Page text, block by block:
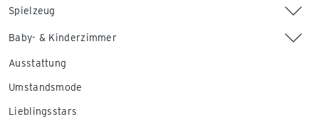
Spielzeug
Baby- & Kinderzimmer
Ausstattung
Umstandsmode
Lieblingsstars